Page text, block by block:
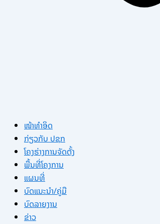
ໜ້າທຳອິດ
ກ່ຽວກັບ ປຊກ
ໂຄງຮ່າງການຈັດຕັ້ງ
ພື້ນທີ່ໂຄງການ
ແຜນທີ່
ບົດແນະນໍາ/ຄູ່ມື
ບົດລາຍງານ
ຂ່າວ